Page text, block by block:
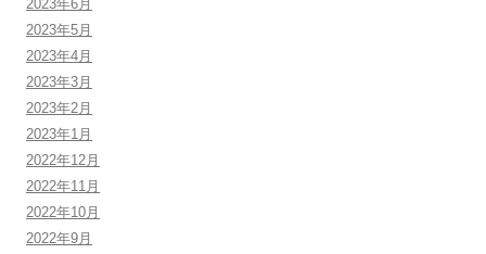
2023年6月
2023年5月
2023年4月
2023年3月
2023年2月
2023年1月
2022年12月
2022年11月
2022年10月
2022年9月